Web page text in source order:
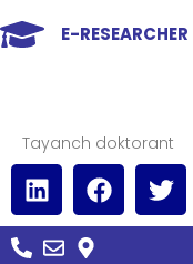
E-RESEARCHER
Tayanch doktorant